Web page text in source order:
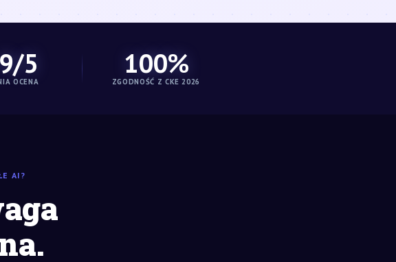
5
OCENA
100%
ZGODNOŚĆ Z CKE 2026
AI?